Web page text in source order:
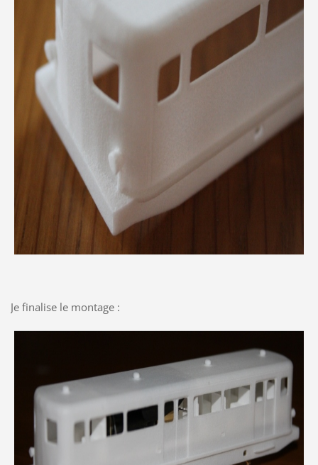
Je finalise le montage :